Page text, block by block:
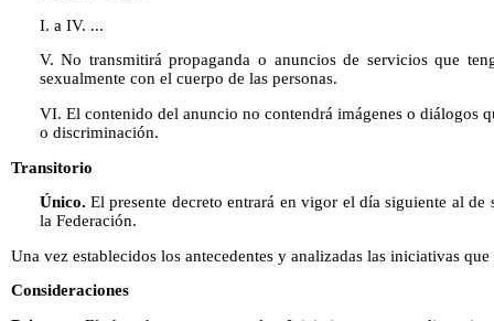
I. a IV. ...
V. No transmitirá propaganda o anuncios de servicios que
sexualmente con el cuerpo de las personas.
VI. El contenido del anuncio no contendrá imágenes o diálogos
o discriminación.
Transitorio
Único.El presente decreto entrará en vigor el día siguiente al
la Federación.
Una vez establecidos los antecedentes y analizadas las iniciativas
Consideraciones